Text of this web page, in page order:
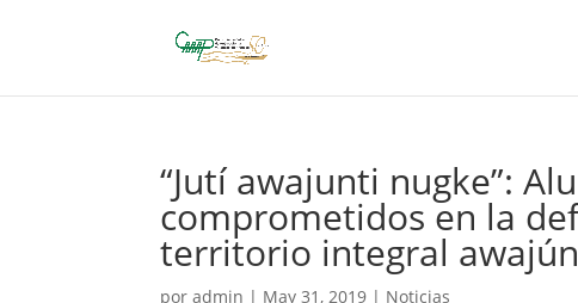
“Jutí awajunti nugke”:
comprometidos en la
territorio integral awajún
poradmin | May 31, 2019 | Noticias